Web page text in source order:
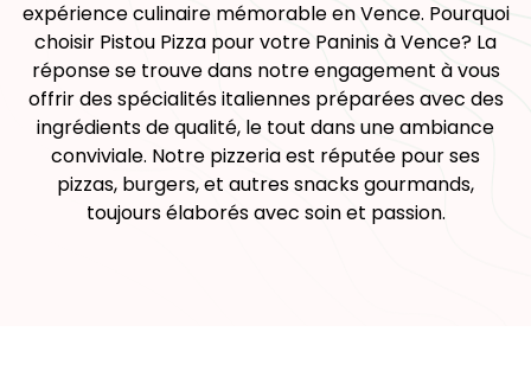
expérience culinaire mémorable en Vence. Pourquoi
choisir Pistou Pizza pour votre Paninis à Vence? La
réponse se trouve dans notre engagement à vous
offrir des spécialités italiennes préparées avec des
ingrédients de qualité, le tout dans une ambiance
conviviale. Notre pizzeria est réputée pour ses
pizzas, burgers, et autres snacks gourmands,
toujours élaborés avec soin et passion.